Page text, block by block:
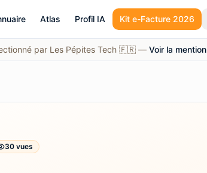
Atlas Profil IA Kit e-Facture 2026
par Les Pépites Tech 🇫🇷 — Voir la mention
30 vues